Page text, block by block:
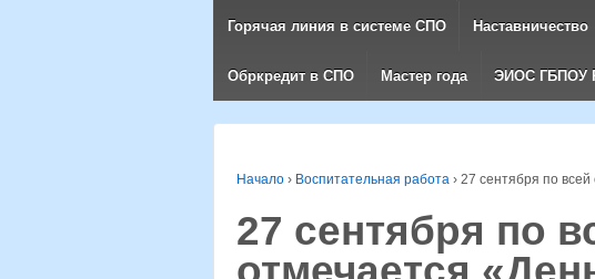
Горячая линия в системе СПО Наставничество
Обркредит в СПО Мастер года ЭИОС ГБПОУ
Начало › Воспитательная работа › 27 сентября по
27 сентября по